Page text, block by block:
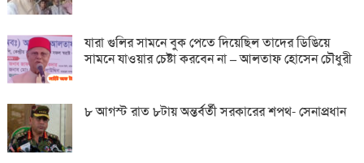
যারা গুলির সামনে বুক পেতে দিয়েছিল তাদের ডিঙিয়ে
সামনে যাওয়ার চেষ্টা করবেন না – আলতাফ হোসেন চৌধুরী
৮ আগস্ট রাত ৮টায় অন্তর্বর্তী সরকারের শপথ- সেনাপ্রধান